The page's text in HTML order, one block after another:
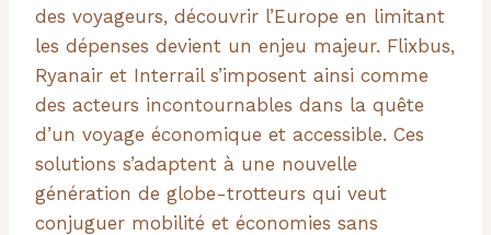
des voyageurs, découvrir l’Europe en limitant
les dépenses devient un enjeu majeur. Flixbus,
Ryanair et Interrail s’imposent ainsi comme
des acteurs incontournables dans la quête
d’un voyage économique et accessible. Ces
solutions s’adaptent à une nouvelle
génération de globe-trotteurs qui veut
conjuguer mobilité et économies sans